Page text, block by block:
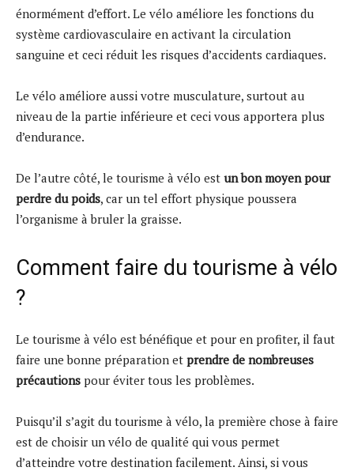
énormément d’effort. Le vélo améliore les fonctions du
système cardiovasculaire en activant la circulation
sanguine et ceci réduit les risques d’accidents cardiaques.
Le vélo améliore aussi votre musculature, surtout au
niveau de la partie inférieure et ceci vous apportera plus
d’endurance.
De l’autre côté, le tourisme à vélo est un bon moyen pour
perdre du poids, car un tel effort physique poussera
l’organisme à bruler la graisse.
Comment faire du tourisme à vélo
?
Le tourisme à vélo est bénéfique et pour en profiter, il faut
faire une bonne préparation et prendre de nombreuses
précautions pour éviter tous les problèmes.
Puisqu’il s’agit du tourisme à vélo, la première chose à faire
est de choisir un vélo de qualité qui vous permet
d’atteindre votre destination facilement. Ainsi, si vous